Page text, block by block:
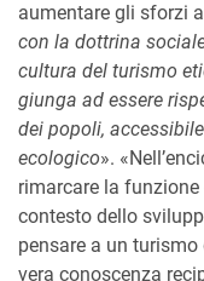
aumentare gli sforzi
con la dottrina
cultura del turismo
giunga ad essere
dei popoli,
ecologico».
rimarcare la
contesto dello
pensare a un
vera conoscenza